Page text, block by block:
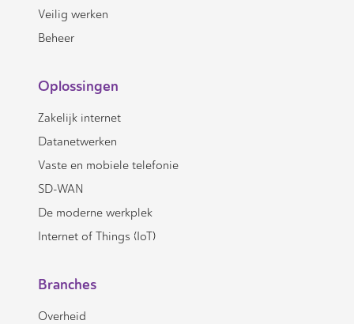
Veilig werken
Beheer
Oplossingen
Zakelijk internet
Datanetwerken
Vaste en mobiele telefonie
SD-WAN
De moderne werkplek
Internet of Things (IoT)
Branches
Overheid